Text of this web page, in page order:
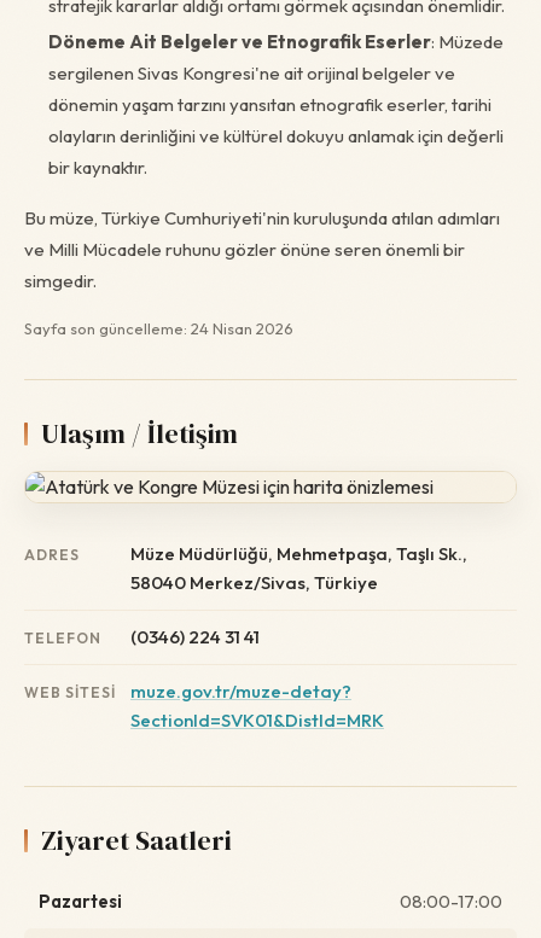
stratejik kararlar aldığı ortamı görmek açısından önemlidir.
Döneme Ait Belgeler ve Etnografik Eserler: Müzede
sergilenen Sivas Kongresi'ne ait orijinal belgeler ve
dönemin yaşam tarzını yansıtan etnografik eserler, tarihi
olayların derinliğini ve kültürel dokuyu anlamak için değerli
bir kaynaktır.
Bu müze, Türkiye Cumhuriyeti'nin kuruluşunda atılan adımları
ve Milli Mücadele ruhunu gözler önüne seren önemli bir
simgedir.
Sayfa son güncelleme: 24 Nisan 2026
Ulaşım / İletişim
ADRES
Müze Müdürlüğü, Mehmetpaşa, Taşlı Sk.,
58040 Merkez/Sivas, Türkiye
TELEFON (0346) 224 31 41
WEB SITESI
muze.gov.tr/muze-detay?
SectionId=SVK01&DistId=MRK
Ziyaret Saatleri
Pazartesi 08:00-17:00